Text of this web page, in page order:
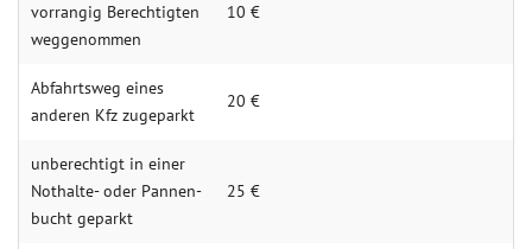
vorrangig Berech­­­tigten
wegge­­nom­men
10 €
Ab­­fahrts­­­weg eines
anderen Kfz zuge­parkt
20 €
unbe­­rechtigt in einer
Not­­halte- oder Pannen­­
bucht geparkt
25 €